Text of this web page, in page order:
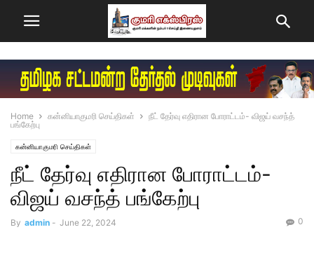
Home கன்னியாகுமரி செய்திகள்
நீட் தேர்வு எதிரான போராட்டம்- விஜய் வசந்த்
பங்கேற்பு
கன்னியாகுமரி செய்திகள்
நீட் தேர்வு எதிரான போராட்டம்-
விஜய் வசந்த் பங்கேற்பு
By admin - June 22, 2024 0